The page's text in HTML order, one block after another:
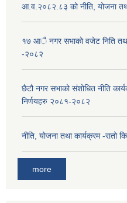
आ.व.२०८२.८३ को नीति, योजना
१७ आै नगर सभाकाे वजेट निति
-२०८२
छैटौ नगर सभाको संशोधित नीति
निर्णयहरु २०८१-२०८२
नीति, योजना तथा कार्यक्रम -रातो
more